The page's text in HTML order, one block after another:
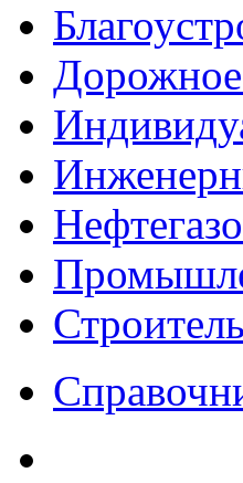
Дорожное